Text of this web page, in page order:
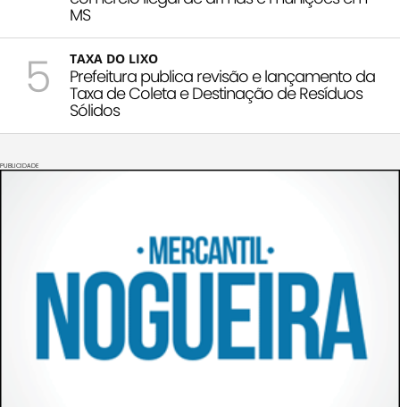
MS
5 TAXA DO LIXO
Prefeitura publica revisão e lançamento da
Taxa de Coleta e Destinação de Resíduos
Sólidos
PUBLICIDADE